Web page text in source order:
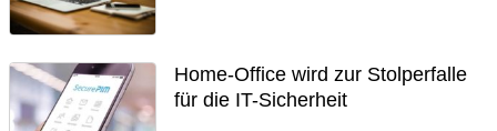
Home-Office wird zur Stolperfalle
für die IT-Sicherheit